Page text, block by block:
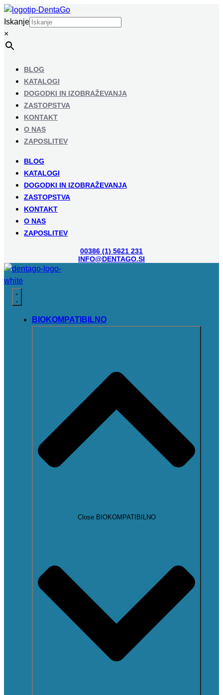
Iskanje
×
BLOG
KATALOGI
DOGODKI IN IZOBRAŽEVANJA
ZASTOPSTVA
KONTAKT
O NAS
ZAPOSLITEV
BLOG
KATALOGI
DOGODKI IN IZOBRAŽEVANJA
ZASTOPSTVA
KONTAKT
O NAS
ZAPOSLITEV
00386 (1) 5621 231
INFO@DENTAGO.SI
BIOKOMPATIBILNO
Close BIOKOMPATIBILNO